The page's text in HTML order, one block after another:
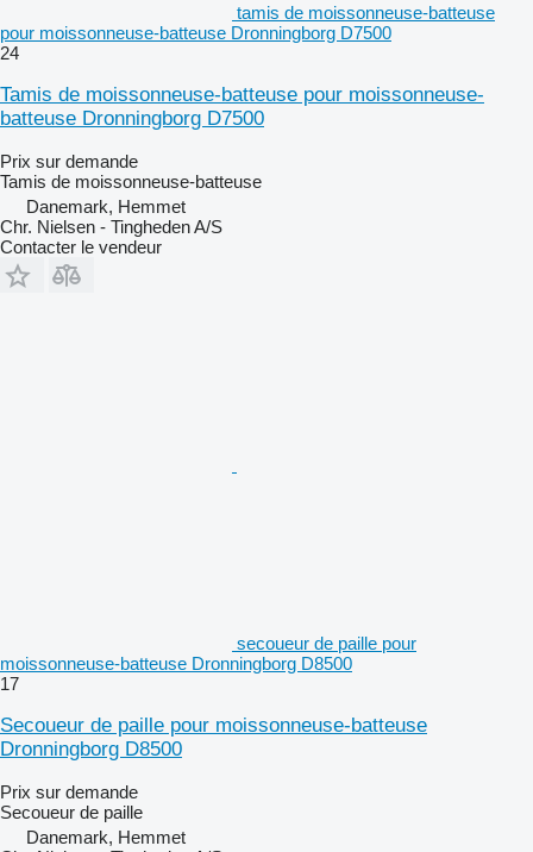
tamis de moissonneuse-batteuse
pour moissonneuse-batteuse Dronningborg D7500
24
Tamis de moissonneuse-batteuse pour moissonneuse-
batteuse Dronningborg D7500
Prix sur demande
Tamis de moissonneuse-batteuse
Danemark, Hemmet
Chr. Nielsen - Tingheden A/S
Contacter le vendeur
secoueur de paille pour
moissonneuse-batteuse Dronningborg D8500
17
Secoueur de paille pour moissonneuse-batteuse
Dronningborg D8500
Prix sur demande
Secoueur de paille
Danemark, Hemmet